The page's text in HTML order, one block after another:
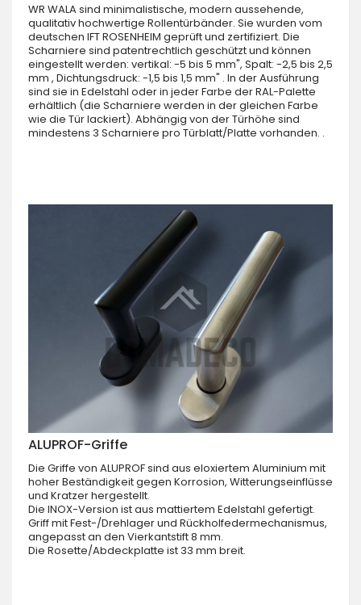
WR WALA sind minimalistische, modern aussehende,
qualitativ hochwertige Rollentürbänder. Sie wurden vom
deutschen IFT ROSENHEIM geprüft und zertifiziert. Die
Scharniere sind patentrechtlich geschützt und können
eingestellt werden: vertikal: -5 bis 5 mm", Spalt: -2,5 bis 2,5
mm , Dichtungsdruck: -1,5 bis 1,5 mm" . In der Ausführung
sind sie in Edelstahl oder in jeder Farbe der RAL-Palette
erhältlich (die Scharniere werden in der gleichen Farbe
wie die Tür lackiert). Abhängig von der Türhöhe sind
mindestens 3 Scharniere pro Türblatt/Platte vorhanden. .
ALUPROF-Griffe
Die Griffe von ALUPROF sind aus eloxiertem Aluminium mit
hoher Beständigkeit gegen Korrosion, Witterungseinflüsse
und Kratzer hergestellt.
Die INOX-Version ist aus mattiertem Edelstahl gefertigt.
Griff mit Fest-/Drehlager und Rückholfedermechanismus,
angepasst an den Vierkantstift 8 mm.
Die Rosette/Abdeckplatte ist 33 mm breit.